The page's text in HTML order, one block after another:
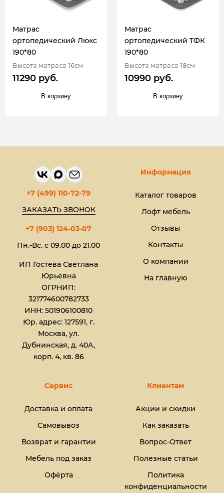
Матрас
ортопедический Люкс
190*80
Высота матраса 16см
11290 руб.
В корзину
Матрас
ортопедический ТФК
190*80
Высота матраса 18см
10990 руб.
В корзину
+7 (499) 110-72-79
ЗАКАЗАТЬ ЗВОНОК
+7 (903) 124-03-07
Пн.-Вс. с 09.00 до 21.00
ИП Гостева Светлана
Юрьевна​
ОГРНИП:
321774600782733
ИНН: 501906100810
Юр. адрес: 127591, г.
Москва, ул.
Дубнинская, д. 40А,
корп. 4, кв. 86
Информация
Каталог товаров
Лофт мебель
Отзывы
Контакты
О компании
На главную
Сервис
Доставка и оплата
Самовывоз
Возврат и гарантии
Мебель под заказ
Офёрта
Клиентам
Акции и скидки
Как заказать
Вопрос-Ответ
Полезные статьи
Политика
конфиденциальности